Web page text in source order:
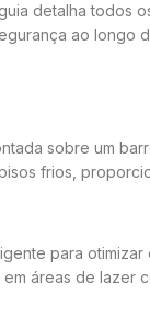
detalha todos
ao longo
sobre um
frios,
para
áreas de